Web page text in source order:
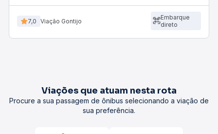
7,0 Viação Gontijo
Embarque
direto
Viações que atuam nesta rota
Procure a sua passagem de ônibus selecionando a viação de
sua preferência.